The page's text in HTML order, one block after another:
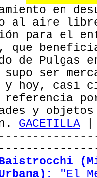
en
al aire
para el
que
de Pulgas
ser
y hoy, casi
referencia
y objetos
GACETILLA
"El